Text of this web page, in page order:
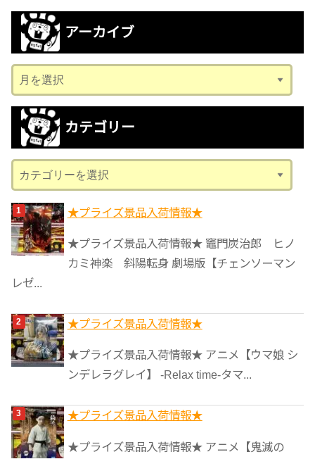
アーカイブ
ー
カ
ブ
カテゴリー
テ
ゴ
リ
ー
★プライズ景品入荷情報★
★プライズ景品入荷情報★ 竈門炭治郎 ヒノ
カミ神楽 斜陽転身 劇場版【チェンソーマン
レゼ...
★プライズ景品入荷情報★
★プライズ景品入荷情報★ アニメ【ウマ娘 シ
ンデレラグレイ】 -Relax time-タマ...
★プライズ景品入荷情報★
★プライズ景品入荷情報★ アニメ【鬼滅の